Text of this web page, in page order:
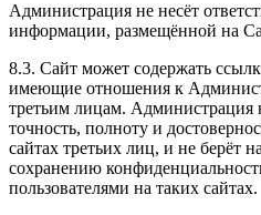
Администрация не несёт
информации, размещённой на
8.3. Сайт может содержать
имеющие отношения к
третьим лицам. Администрация
точность, полноту и
сайтах третьих лиц, и не берёт
сохранению
пользователями на таких сайтах.